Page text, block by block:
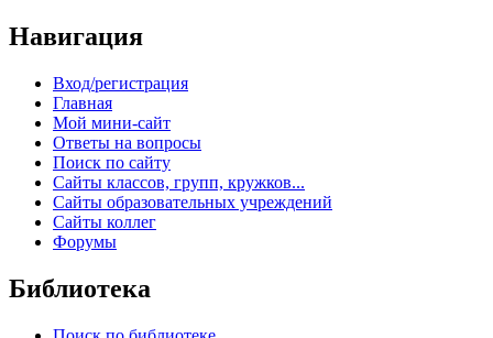
Навигация
Вход/регистрация
Главная
Мой мини-сайт
Ответы на вопросы
Поиск по сайту
Сайты классов, групп, кружков...
Сайты образовательных учреждений
Сайты коллег
Форумы
Библиотека